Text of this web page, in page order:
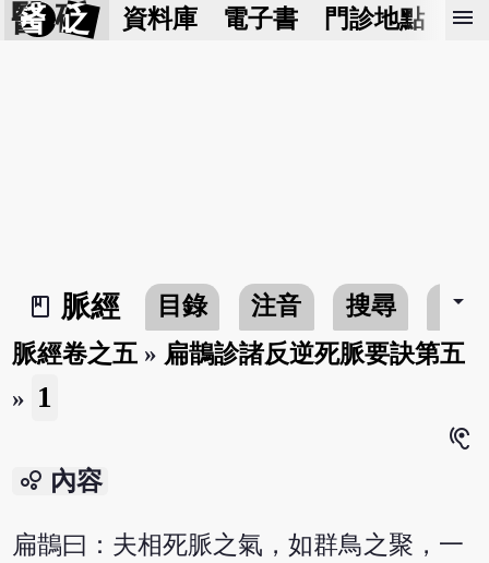
醫 砭 資料庫 電子書 門診地點 預
menu
book_2
脈經 目錄 注音 搜尋 書介
arrow_drop_down
脈經卷之五 » 扁鵲診諸反逆死脈要訣第五
» 1
hearing
bubble_chart 內容
扁鵲曰：夫相死脈之氣，如群鳥之聚，一